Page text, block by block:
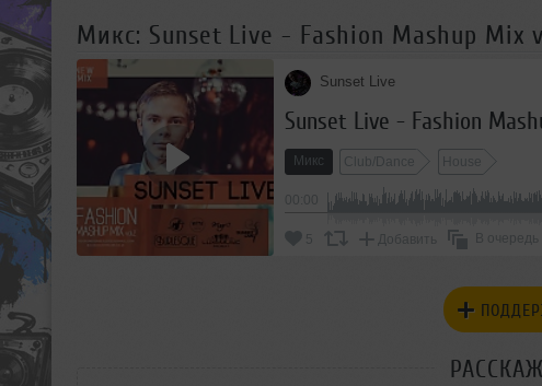
Микс: Sunset Live - Fashion Mashup Mix
Sunset Live
Sunset Live - Fashion
Микс Club/Dance House
5 Добавить В очередь